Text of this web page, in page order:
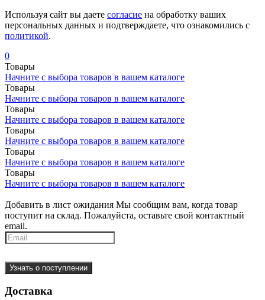
Используя сайт вы даете согласие на обработку ваших
персональных данных и подтверждаете, что ознакомились с
политикой.
0
Товары
Начните с выбора товаров в вашем каталоге
Товары
Начните с выбора товаров в вашем каталоге
Товары
Начните с выбора товаров в вашем каталоге
Товары
Начните с выбора товаров в вашем каталоге
Товары
Начните с выбора товаров в вашем каталоге
Товары
Начните с выбора товаров в вашем каталоге
Добавить в лист ожидания Мы сообщим вам, когда товар
поступит на склад. Пожалуйста, оставьте свой контактный
email.
Узнать о поступлении
Доставка